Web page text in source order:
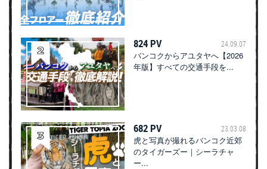
824 PV 24.09.07
バンコクからアユタヤへ【2026
年版】すべての交通手段を...
682 PV 23.03.08
虎と写真が撮れるバンコク近郊
のタイガーズー｜シーラチャ
ー...